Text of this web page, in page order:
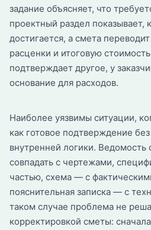
задание объясняет, что
проектный раздел показывает,
достигается, а смета
расценки и итоговую
подтверждает другое, у
основание для расходов.
Наиболее уязвимы ситуации,
как готовое подтверждение
внутренней логики.
совпадать с чертежами,
частью, схема — с
пояснительная записка — с
таком случае проблема не
корректировкой сметы: